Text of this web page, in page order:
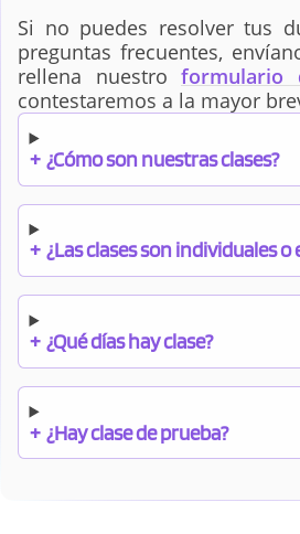
Si no puedes resolver tus
preguntas frecuentes,
rellena nuestro formulario
contestaremos a la mayor
+ ¿Cómo son nuestras clases?
+ ¿Las clases son individuales o
+ ¿Qué días hay clase?
+ ¿Hay clase de prueba?